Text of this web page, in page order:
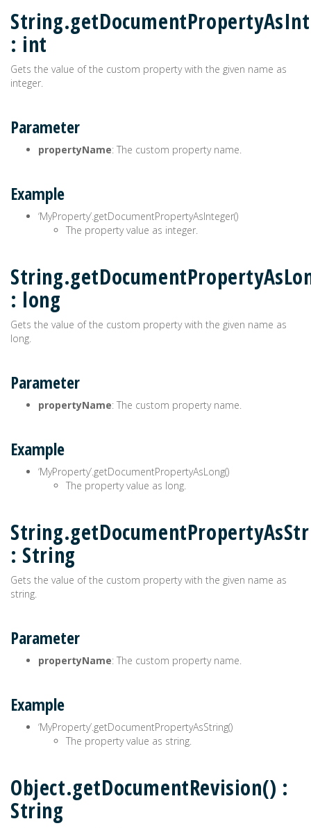
: int
Gets the value of the custom property with the given name as
integer.
Parameter
propertyName: The custom property name.
Example
‘MyProperty’.getDocumentPropertyAsInteger()
The property value as integer.
: long
Gets the value of the custom property with the given name as
long.
Parameter
propertyName: The custom property name.
Example
‘MyProperty’.getDocumentPropertyAsLong()
The property value as long.
: String
Gets the value of the custom property with the given name as
string.
Parameter
propertyName: The custom property name.
Example
‘MyProperty’.getDocumentPropertyAsString()
The property value as string.
Object.getDocumentRevision() :
String